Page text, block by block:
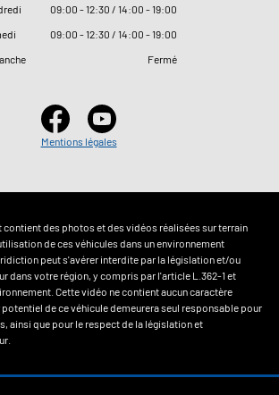
09:00 - 12:30 / 14:00 - 19:00
09:00 - 12:30 / 14:00 - 19:00
Fermé
Mentions légales
des photos et des vidéos réalisées sur terrain
de ces véhicules dans un environnement
peut s'avérer interdite par la législation et/ou
dans votre région, y compris par l'article L.362-1 et
Cette vidéo ne contient aucun caractère
de ce véhicule demeurera seul responsable pour
ainsi que pour le respect de la législation et